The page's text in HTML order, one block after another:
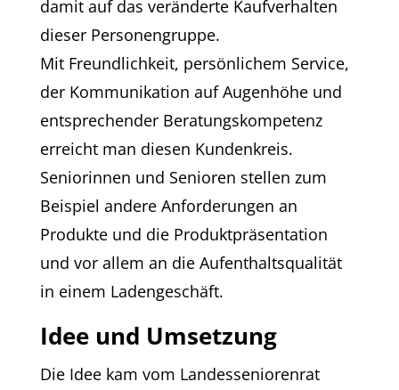
damit auf das veränderte Kaufverhalten
dieser Personengruppe.
Mit Freundlichkeit, persönlichem Service,
der Kommunikation auf Augenhöhe und
entsprechender Beratungskompetenz
erreicht man diesen Kundenkreis.
Seniorinnen und Senioren stellen zum
Beispiel andere Anforderungen an
Produkte und die Produktpräsentation
und vor allem an die Aufenthaltsqualität
in einem Ladengeschäft.
Idee und Umsetzung
Die Idee kam vom Landesseniorenrat